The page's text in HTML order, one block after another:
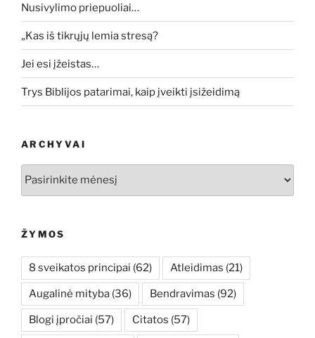
Nusivylimo priepuoliai…
„Kas iš tikrųjų lemia stresą?
Jei esi įžeistas…
Trys Biblijos patarimai, kaip įveikti įsižeidimą
ARCHYVAI
ŽYMOS
8 sveikatos principai (62) Atleidimas (21)
Augalinė mityba (36) Bendravimas (92)
Blogi įpročiai (57) Citatos (57)